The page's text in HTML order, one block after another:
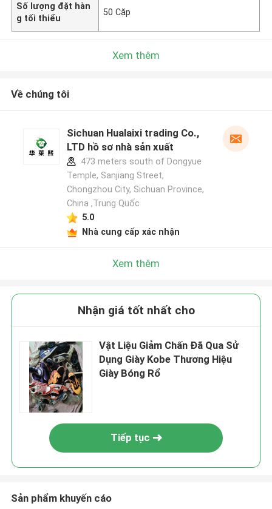
Số lượng đặt hàn
g tối thiểu
50 Cặp
Xem thêm
Về chúng tôi
Sichuan Hualaixi trading Co.,
LTD hồ sơ nhà sản xuất
473 meters south of Dongyue
Temple, Sanjiang Street,
Chongzhou City, Sichuan Province,
China ,Trung Quốc
5.0
Nhà cung cấp xác nhận
Xem thêm
Nhận giá tốt nhất cho
Vật Liệu Giảm Chấn Đã Qua Sử
Dụng Giày Kobe Thương Hiệu
Giày Bóng Rổ
Tiếp tục
Sản phẩm khuyến cáo